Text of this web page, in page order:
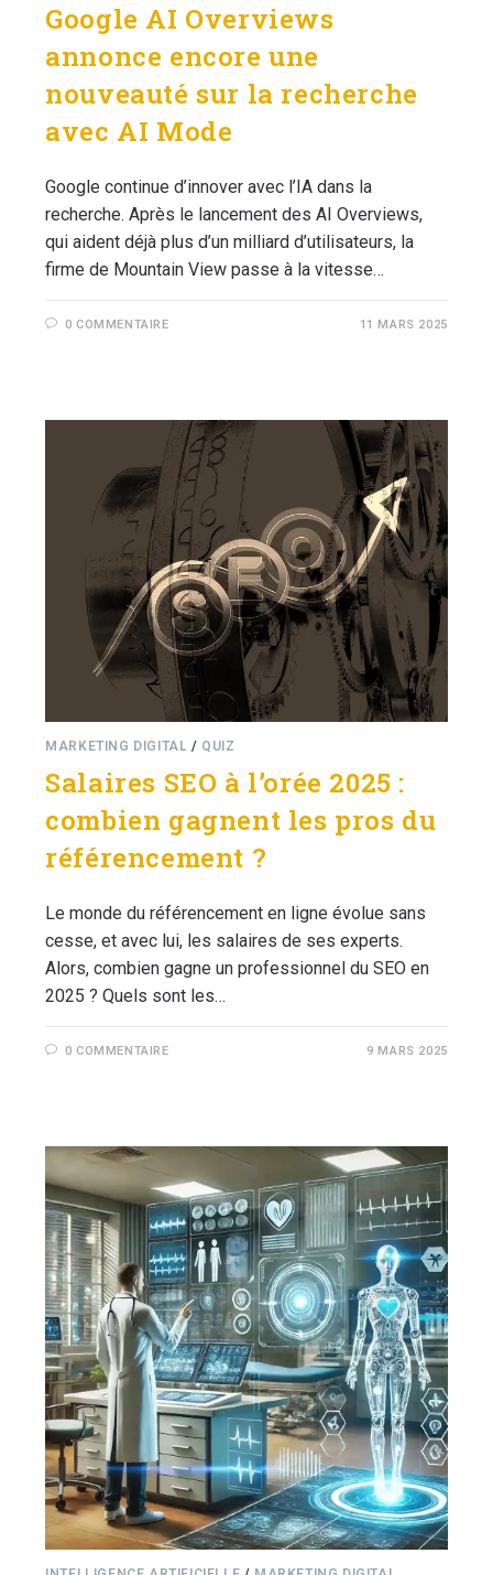
Google AI Overviews
annonce encore une
nouveauté sur la recherche
avec AI Mode
Google continue d’innover avec l’IA dans la
recherche. Après le lancement des AI Overviews,
qui aident déjà plus d’un milliard d’utilisateurs, la
firme de Mountain View passe à la vitesse…
0 COMMENTAIRE 11 MARS 2025
MARKETING DIGITAL / QUIZ
Salaires SEO à l’orée 2025 :
combien gagnent les pros du
référencement ?
Le monde du référencement en ligne évolue sans
cesse, et avec lui, les salaires de ses experts.
Alors, combien gagne un professionnel du SEO en
2025 ? Quels sont les…
0 COMMENTAIRE 9 MARS 2025